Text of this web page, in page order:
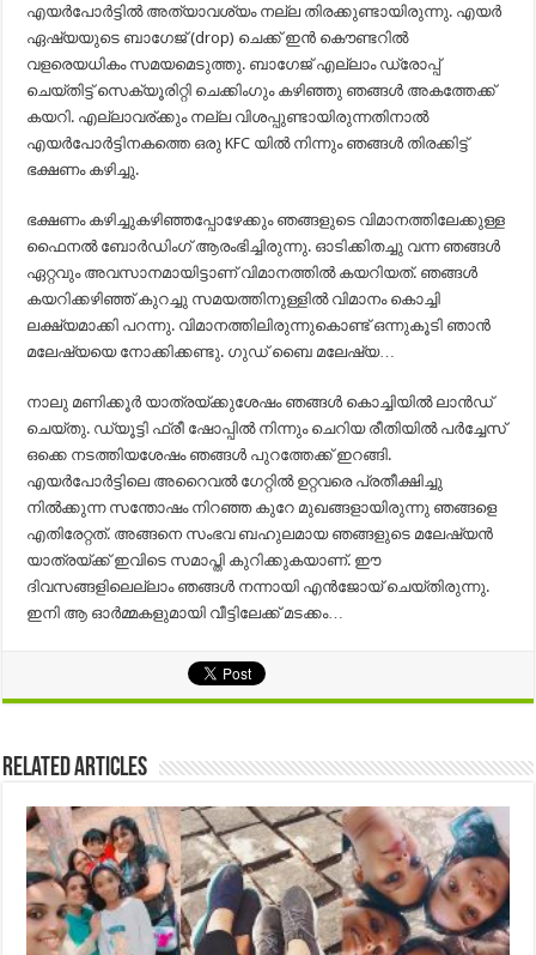
എയര്‍പോര്‍ട്ടില്‍ അത്യാവശ്യം നല്ല തിരക്കുണ്ടായിരുന്നു. എയര്‍
ഏഷ്യയുടെ ബാഗേജ് (drop) ചെക്ക് ഇന്‍ കൌണ്ടറില്‍
വളരെയധികം സമയമെടുത്തു. ബാഗേജ് എല്ലാം ഡ്രോപ്പ്
ചെയ്തിട്ട് സെക്യൂരിറ്റി ചെക്കിംഗും കഴിഞ്ഞു ഞങ്ങള്‍ അകത്തേക്ക്
കയറി. എല്ലാവര്ക്കും നല്ല വിശപ്പുണ്ടായിരുന്നതിനാല്‍
എയര്‍പോര്‍ട്ടിനകത്തെ ഒരു KFC യില്‍ നിന്നും ഞങ്ങള്‍ തിരക്കിട്ട്
ഭക്ഷണം കഴിച്ചു.
ഭക്ഷണം കഴിച്ചുകഴിഞ്ഞപ്പോഴേക്കും ഞങ്ങളുടെ വിമാനത്തിലേക്കുള്ള
ഫൈനല്‍ ബോര്‍ഡിംഗ് ആരംഭിച്ചിരുന്നു. ഓടിക്കിതച്ചു വന്ന ഞങ്ങള്‍
ഏറ്റവും അവസാനമായിട്ടാണ് വിമാനത്തില്‍ കയറിയത്. ഞങ്ങള്‍
കയറിക്കഴിഞ്ഞ് കുറച്ചു സമയത്തിനുള്ളില്‍ വിമാനം കൊച്ചി
ലക്ഷ്യമാക്കി പറന്നു. വിമാനത്തിലിരുന്നുകൊണ്ട് ഒന്നുകൂടി ഞാന്‍
മലേഷ്യയെ നോക്കിക്കണ്ടു. ഗുഡ് ബൈ മലേഷ്യ…
നാലു മണിക്കൂര്‍ യാത്രയ്ക്കുശേഷം ഞങ്ങള്‍ കൊച്ചിയില്‍ ലാന്‍ഡ്
ചെയ്തു. ഡ്യൂട്ടി ഫ്രീ ഷോപ്പില്‍ നിന്നും ചെറിയ രീതിയില്‍ പര്‍ച്ചേസ്
ഒക്കെ നടത്തിയശേഷം ഞങ്ങള്‍ പുറത്തേക്ക് ഇറങ്ങി.
എയര്‍പോര്‍ട്ടിലെ അറൈവല്‍ ഗേറ്റില്‍ ഉറ്റവരെ പ്രതീക്ഷിച്ചു
നില്‍ക്കുന്ന സന്തോഷം നിറഞ്ഞ കുറേ മുഖങ്ങളായിരുന്നു ഞങ്ങളെ
എതിരേറ്റത്. അങ്ങനെ സംഭവ ബഹുലമായ ഞങ്ങളുടെ മലേഷ്യന്‍
യാത്രയ്ക്ക് ഇവിടെ സമാപ്തി കുറിക്കുകയാണ്. ഈ
ദിവസങ്ങളിലെല്ലാം ഞങ്ങള്‍ നന്നായി എന്‍ജോയ് ചെയ്തിരുന്നു.
ഇനി ആ ഓര്‍മ്മകളുമായി വീട്ടിലേക്ക് മടക്കം…
Related Articles